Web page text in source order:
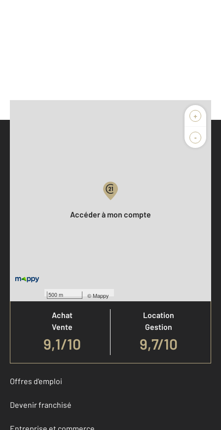
+
-
500 m ©Mappy
Accéder à mon compte
Votre agence est notée
Achat
Vente
9,1/10
Location
Gestion
9,7/10
Offres d'emploi
Devenir franchisé